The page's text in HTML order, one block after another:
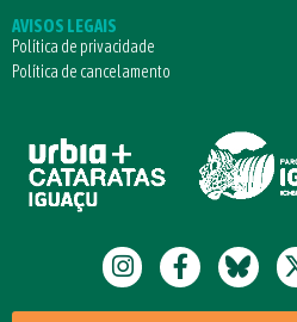
AVISOS LEGAIS
Política de privacidade
Política de cancelamento